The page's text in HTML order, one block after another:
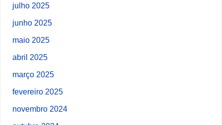
julho 2025
junho 2025
maio 2025
abril 2025
março 2025
fevereiro 2025
novembro 2024